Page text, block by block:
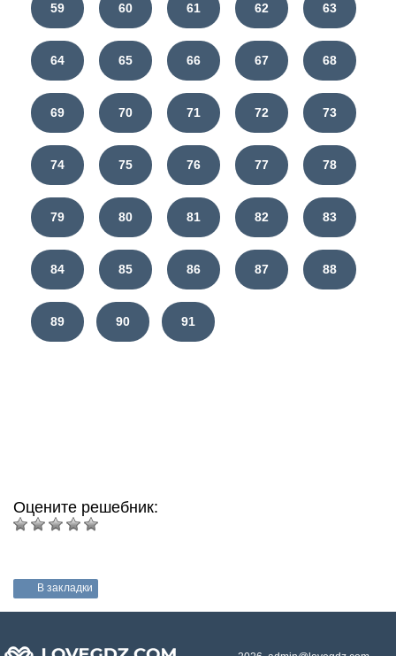
59 60 61 62 63
64 65 66 67 68
69 70 71 72 73
74 75 76 77 78
79 80 81 82 83
84 85 86 87 88
89 90 91
Оцените решебник:
В закладки